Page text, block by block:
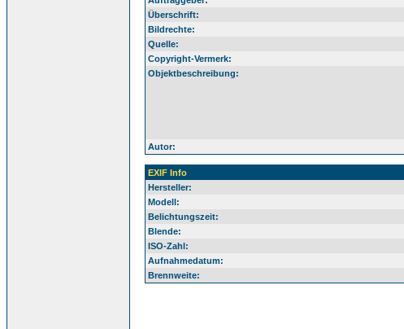
Überschrift:
Bildrechte:
Quelle:
Copyright-Vermerk:
Objektbeschreibung:
Autor:
EXIF Info
Hersteller:
Modell:
Belichtungszeit:
Blende:
ISO-Zahl:
Aufnahmedatum:
Brennweite: